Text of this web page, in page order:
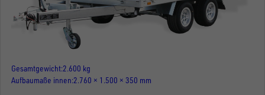
Gesamtgewicht 2.600 kg
Aufbaumaße innen 2.760 × 1.500 × 350 mm